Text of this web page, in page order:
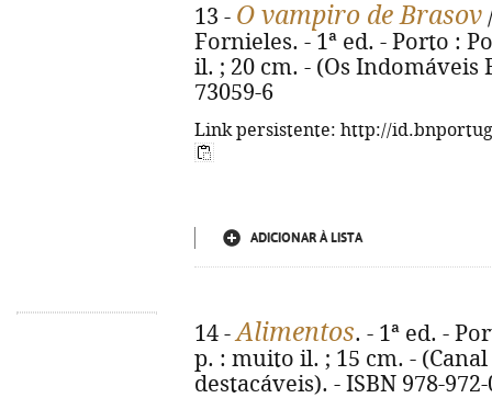
13 - O vampiro de Brasov
Fornieles. - 1ª ed. - Porto :
il. ; 20 cm. - (Os Indomáveis
73059-6
Link persistente: http://
ADICIONAR À LISTA
14 -Alimentos. - 1ª ed. -
p. : muito il. ; 15 cm. -
destacáveis). - ISBN 978-